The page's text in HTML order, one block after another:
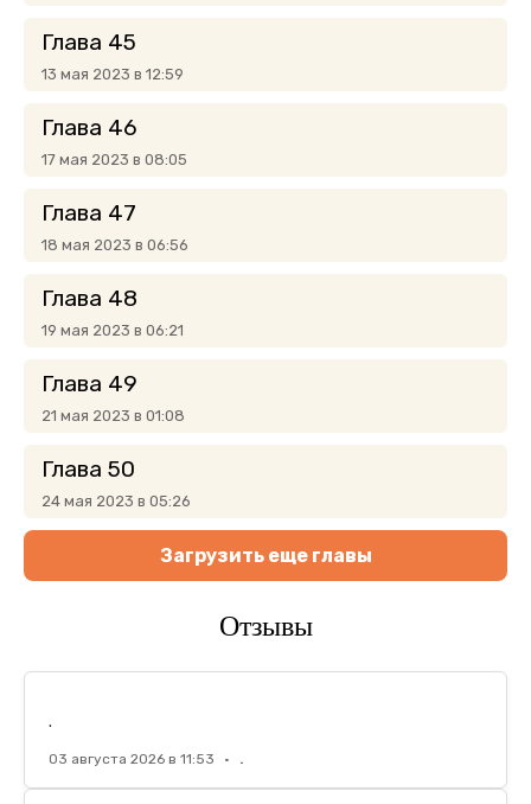
Глава 45
13 мая 2023 в 12:59
Глава 46
17 мая 2023 в 08:05
Глава 47
18 мая 2023 в 06:56
Глава 48
19 мая 2023 в 06:21
Глава 49
21 мая 2023 в 01:08
Глава 50
24 мая 2023 в 05:26
Загрузить еще главы
Отзывы
.
03 августа 2026 в 11:53 • .